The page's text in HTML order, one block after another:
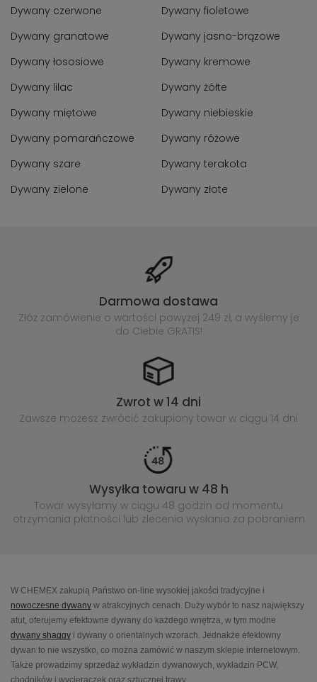
Dywany czerwone
Dywany fioletowe
Dywany granatowe
Dywany jasno-brązowe
Dywany łososiowe
Dywany kremowe
Dywany lilac
Dywany żółte
Dywany miętowe
Dywany niebieskie
Dywany pomarańczowe
Dywany różowe
Dywany szare
Dywany terakota
Dywany zielone
Dywany złote
Darmowa dostawa
Złóż zamówienie o wartości powyżej 249 zł, a wyślemy je
do Ciebie GRATIS!
Zwrot w 14 dni
Zawsze możesz zwrócić zakupiony towar w ciągu 14 dni
Wysyłka towaru w 48 h
Towar wysyłamy w ciągu 48 godzin od momentu
otrzymania płatności lub zlecenia wysłania za pobraniem
W CHEMEX zakupią Państwo on-line wysokiej jakości tradycyjne i
nowoczesne dywany w atrakcyjnych cenach. Duży wybór to nasz największy
atut, oferujemy efektowne dywany do każdego wnętrza, w tym modne
dywany shaggy i dywany o orientalnych wzorach. Jednakże efektowny
dywan to nie wszystko, co można zamówić w naszym sklepie internetowym.
Także prowadzimy sprzedaż wykładzin dywanowych, wykładzin PCW,
chodników i wycieraczek oraz sztucznej trawy.